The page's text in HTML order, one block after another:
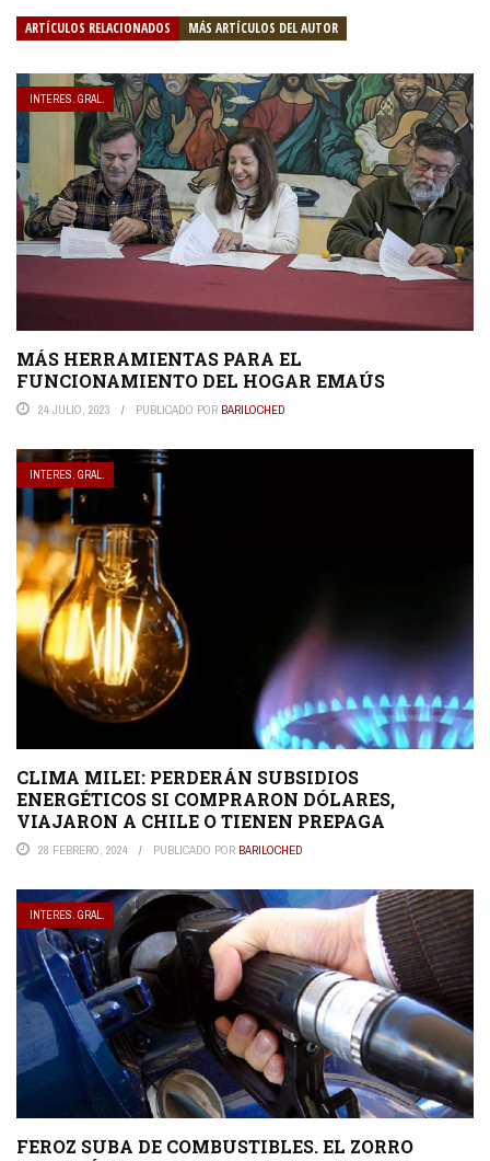
ARTÍCULOS RELACIONADOS MÁS ARTÍCULOS DEL AUTOR
INTERES. GRAL.
MÁS HERRAMIENTAS PARA EL
FUNCIONAMIENTO DEL HOGAR EMAÚS
24 JULIO, 2023 PUBLICADO POR BARILOCHED
INTERES. GRAL.
CLIMA MILEI: PERDERÁN SUBSIDIOS
ENERGÉTICOS SI COMPRARON DÓLARES,
VIAJARON A CHILE O TIENEN PREPAGA
28 FEBRERO, 2024 PUBLICADO POR BARILOCHED
INTERES. GRAL.
FEROZ SUBA DE COMBUSTIBLES. EL ZORRO